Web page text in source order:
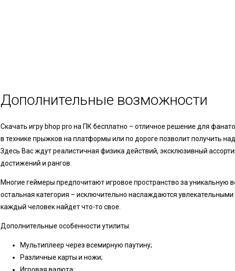
Дополнительные возможности
Скачать игру bhop pro на ПК бесплатно – отличное решение для
в технике прыжков на платформы или по дороге позволит получить
Здесь Вас ждут реалистичная физика действий, эксклюзивный
достижений и рангов.
Многие геймеры предпочитают игровое пространство за уникальную
остальная категория – исключительно наслаждаются
каждый человек найдет что-то свое.
Дополнительные особенности утилиты:
Мультиплеер через всемирную паутину;
Различные карты и ножи;
Игровая валюта;